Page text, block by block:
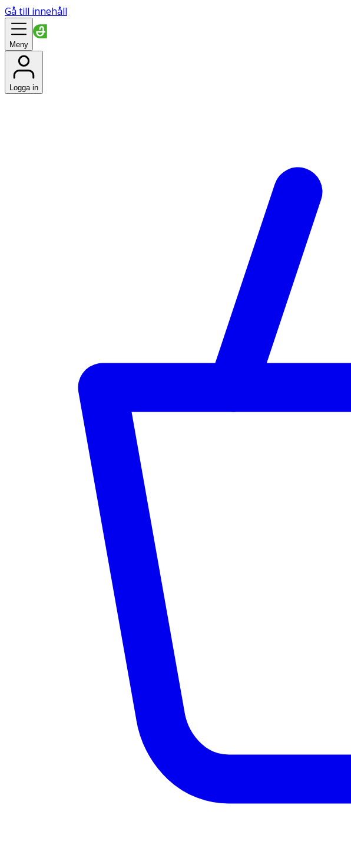
Gå till innehåll
Meny
Logga in